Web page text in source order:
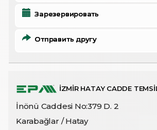
Зарезервировать
Отправить другу
İZMİR HATAY CADDE
İnönü Caddesi No:379 D. 2
Karabağlar / Hatay